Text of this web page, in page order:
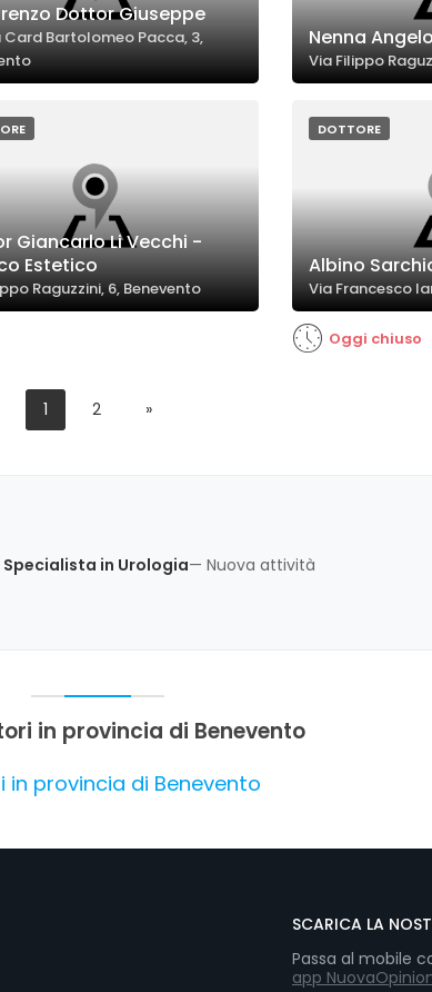
Dottor Giuseppe
Card Bartolomeo Pacca, 3,
Nenna
Via Filippo
Giancarlo Li Vecchi -
Estetico
Raguzzini, 6, Benevento
DOTTORE
Albino
Via Francesco
Oggi chiuso
1 2 »
in Urologia— Nuova attività
in provincia di Benevento
in provincia di Benevento
SCARICA LA
Passa al mobile
app